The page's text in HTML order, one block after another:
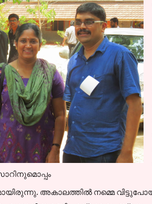
അകാലത്തില്‍ നമ്മെ